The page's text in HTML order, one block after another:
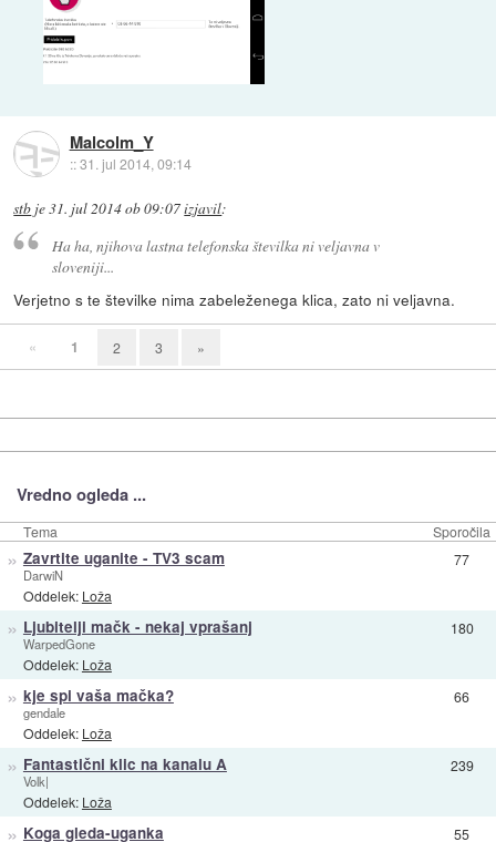
Malcolm_Y
::31. jul 2014, 09:14
stb je31. jul 2014 ob 09:07izjavil:
Ha ha, njihova lastna telefonska številkani veljavna v
sloveniji...
Verjetno s te številke nima zabeleženega klica, zato ni veljavna.
« 1 2 3 »
Vredno ogleda ...
Tema Sporočila
» Zavrtite uganite - TV3 scam
DarwiN
Oddelek: Loža
77
» Ljubitelji mačk - nekaj vprašanj
WarpedGone
Oddelek: Loža
180
» kje spi vaša mačka?
gendale
Oddelek: Loža
66
» Fantastični klic na kanalu A
Volk|
Oddelek: Loža
239
» Koga gleda-uganka 55